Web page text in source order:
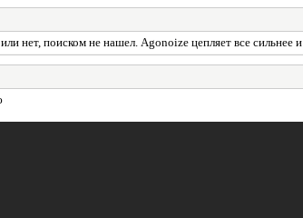
нет, поиском не нашел. Agonoize цепляет все сильнее